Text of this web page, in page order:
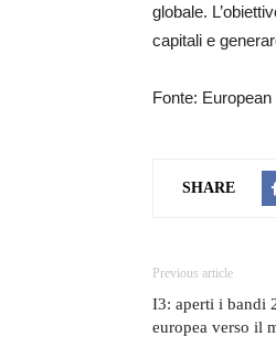
globale.
capitali e
Fonte:
SHARE
Previous article
I3: aperti i bandi
europea verso il